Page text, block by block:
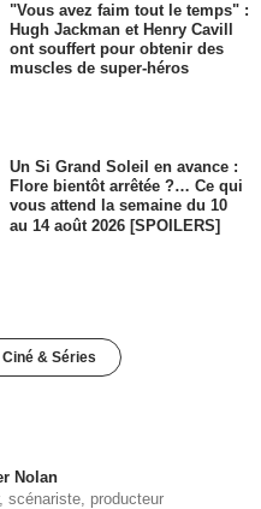
"Vous avez faim tout le temps" :
Hugh Jackman et Henry Cavill
ont souffert pour obtenir des
muscles de super-héros
Un Si Grand Soleil en avance :
Flore bientôt arrêtée ?… Ce qui
vous attend la semaine du 10
au 14 août 2026 [SPOILERS]
& Séries
Nolan
scénariste, producteur